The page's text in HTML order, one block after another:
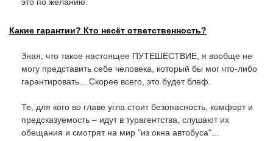
это по желанию.
Какие гарантии? Кто несёт ответственность?
Зная, что такое настоящее ПУТЕШЕСТВИЕ, я вообще не
могу представить себе человека, который бы мог что-либо
гарантировать... Скорее всего, это будет блеф.
Те, для кого во главе угла стоит безопасность, комфорт и
предсказуемость – идут в турагентства, слушают их
обещания и смотрят на мир "из окна автобуса"...